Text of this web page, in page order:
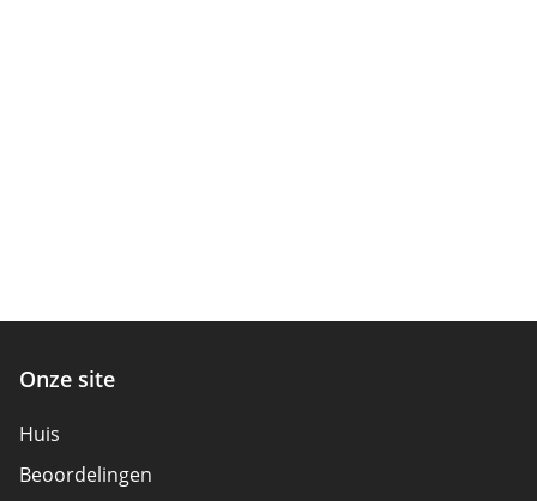
Onze site
Huis
Beoordelingen